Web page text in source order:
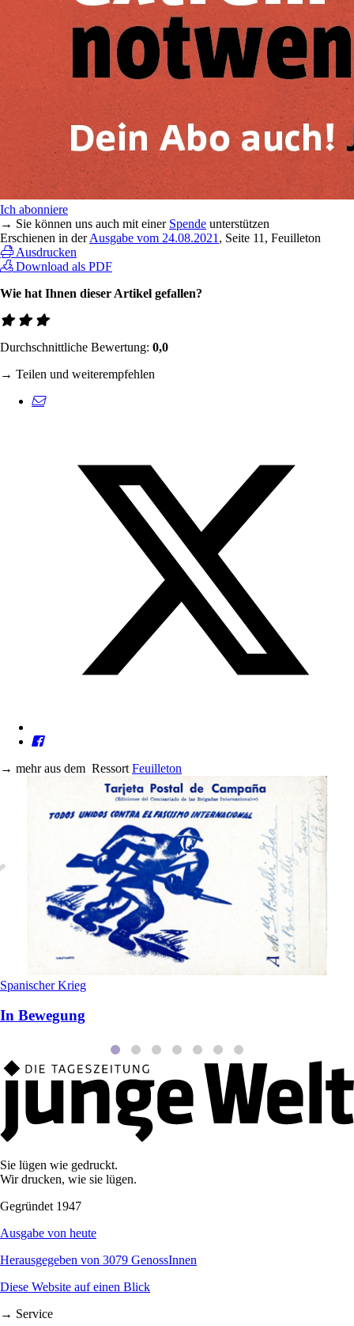
Ich abonniere
→ Sie können uns auch mit einer Spende unterstützen
Erschienen in derAusgabe vom 24.08.2021 , Seite 11, Feuilleton
Ausdrucken
Download als PDF
Wie hat Ihnen dieser Artikel gefallen?
Durchschnittliche Bewertung: 0,0
→ Teilen und weiterempfehlen
→ mehr aus dem Ressort Feuilleton
Spanischer Krieg
In Bewegung
Sie lügen wie gedruckt.
Wir drucken, wie sie lügen.
Gegründet 1947
Ausgabe von heute
Herausgegeben von 3079 GenossInnen
Diese Website auf einen Blick
→ Service